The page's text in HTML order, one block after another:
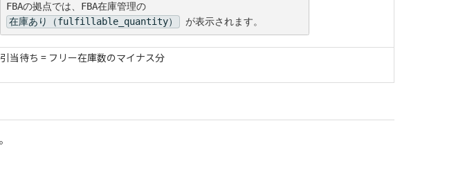
FBAの拠点では、FBA在庫管理の
在庫あり（fulfillable_quantity）
が表示されます。
引当待ち = フリー在庫数のマイナス分